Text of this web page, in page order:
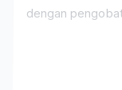
dengan